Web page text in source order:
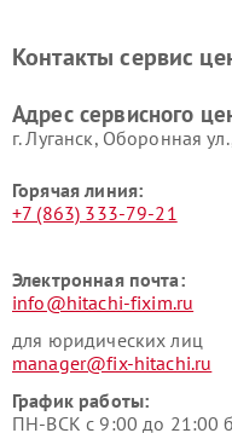
данных HITACHI
HITACHI
Контакты сервис
Адрес сервисного
г. Луганск, Оборонная
Горячая линия:
+7 (863) 333-79-21
Электронная почта:
info@hitachi-fixim.ru
для юридических лиц
manager@fix-hitachi.ru
График работы:
ПН-ВСК с 9:00 до 21:00